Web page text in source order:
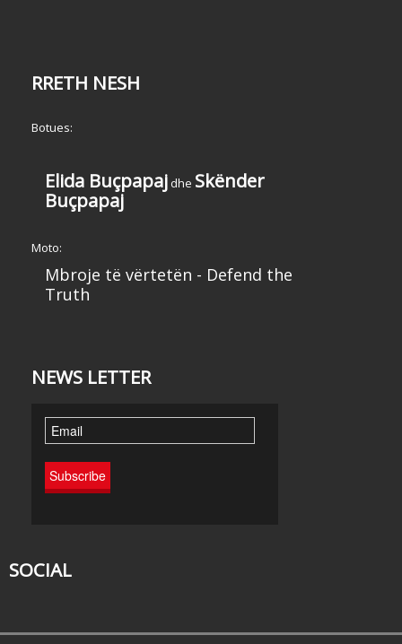
RRETH NESH
Botues:
Elida Buçpapaj dhe Skënder
Buçpapaj
Moto:
Mbroje të vërtetën - Defend the
Truth
NEWS LETTER
SOCIAL